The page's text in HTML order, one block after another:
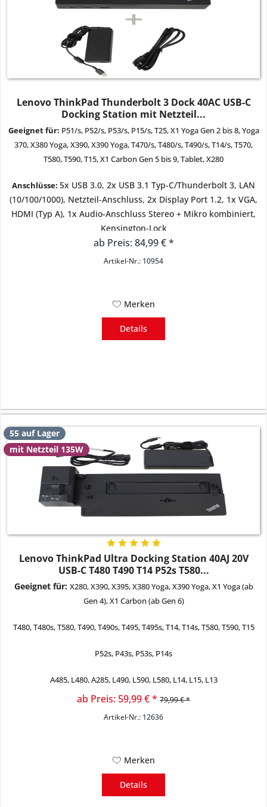
Lenovo ThinkPad Thunderbolt 3 Dock 40AC USB-C
Docking Station mit Netzteil...
Geeignet für: P51/s, P52/s, P53/s, P15/s, T25, X1 Yoga Gen 2 bis 8, Yoga
370, X380 Yoga, X390, X390 Yoga, T470/s, T480/s, T490/s, T14/s, T570,
T580, T590, T15, X1 Carbon Gen5 bis 9, Tablet, X280
Anschlüsse:5x USB 3.0, 2x USB 3.1 Typ-C/Thunderbolt 3, LAN
(10/100/1000), Netzteil-Anschluss, 2x Display Port 1.2, 1x VGA,
HDMI (Typ A), 1x Audio-Anschluss Stereo + Mikro kombiniert,
Kensington-Lock
ab Preis: 84,99 € *
Artikel-Nr.: 10954
Merken
Details
55 auf Lager
mit Netzteil 135W
Lenovo ThinkPad Ultra Docking Station 40AJ 20V
USB-C T480 T490 T14 P52s T580...
Geeignet für: X280, X390, X395, X380 Yoga, X390 Yoga, X1 Yoga (ab
Gen 4), X1 Carbon (ab Gen 6)
T480, T480s, T580, T490, T490s, T495, T495s, T14, T14s,T580, T590,T15
P52s, P43s, P53s, P14s
A485, L480, A285, L490, L590, L580, L14, L15, L13
ab Preis: 59,99 € * 79,99 € *
Artikel-Nr.: 12636
Merken
Details